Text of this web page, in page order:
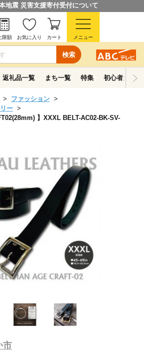
地震 災害支援寄付受付について
検索
上限額 お気に入り カート メニュー
返礼品一覧 まち一覧 特集 初心者ガイド
ファッション
ー
】XXXL BELT-AC02-BK-SV-
市